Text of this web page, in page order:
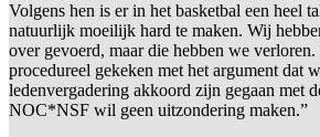
Volgens hen is er in het basketbal een heel
natuurlijk moeilijk hard te maken. Wij
over gevoerd, maar die hebben we
procedureel gekeken met het argument dat
ledenvergadering akkoord zijn gegaan met
NOC*NSF wil geen uitzondering maken.”